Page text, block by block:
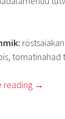
tomatinahad
reading →